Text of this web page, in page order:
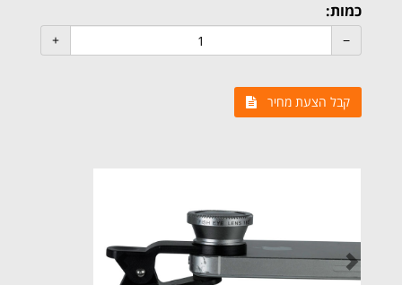
כמות:
קבל הצעת מחיר